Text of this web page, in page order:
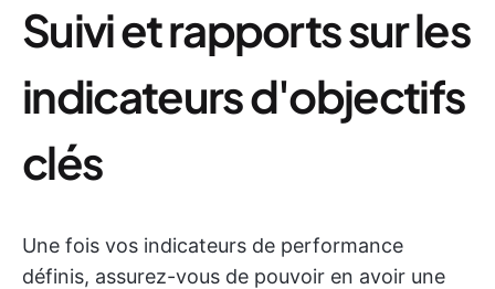
Suivi et rapports sur les
indicateurs d'objectifs
clés
Une fois vos indicateurs de performance
définis, assurez-vous de pouvoir en avoir une